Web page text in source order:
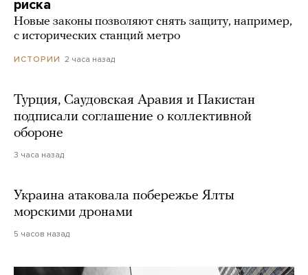
риска
Новые законы позволяют снять защиту, например,
с исторических станций метро
ИСТОРИИ 2 часа назад
Турция, Саудовская Аравия и Пакистан
подписали соглашение о коллективной
обороне
3 часа назад
Украина атаковала побережье Ялты
морскими дронами
5 часов назад